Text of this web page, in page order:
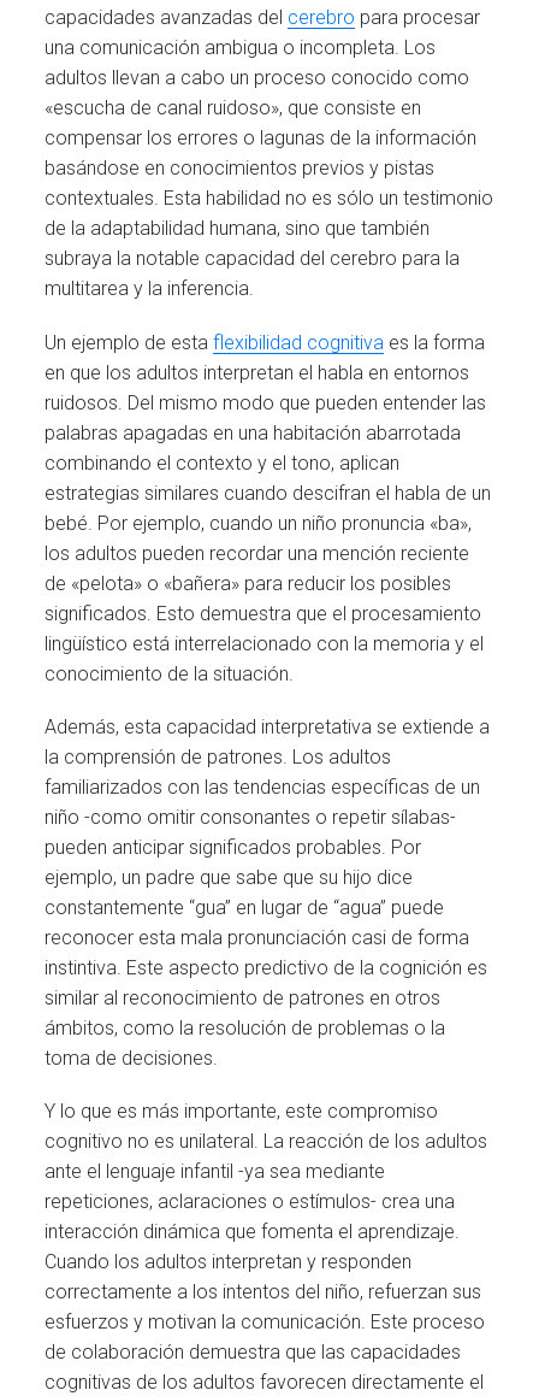
capacidades avanzadas del cerebro para procesar
una comunicación ambigua o incompleta. Los
adultos llevan a cabo un proceso conocido como
«escucha de canal ruidoso», que consiste en
compensar los errores o lagunas de la información
basándose en conocimientos previos y pistas
contextuales. Esta habilidad no es sólo un testimonio
de la adaptabilidad humana, sino que también
subraya la notable capacidad del cerebro para la
multitarea y la inferencia.
Un ejemplo de estаflexibilidad cognitiva es la forma
en que los adultos interpretan el habla en entornos
ruidosos. Del mismo modo que pueden entender las
palabras apagadas en una habitación abarrotada
combinando el contexto y el tono, aplican
estrategias similares cuando descifran el habla de un
bebé. Por ejemplo, cuando un niño pronuncia «ba»,
los adultos pueden recordar una mención reciente
de «pelota» o «bañera» para reducir los posibles
significados. Esto demuestra que el procesamiento
lingüístico está interrelacionado con la memoria y el
conocimiento de la situación.
Además, esta capacidad interpretativa se extiende a
la comprensión de patrones. Los adultos
familiarizados con las tendencias específicas de un
niño -como omitir consonantes o repetir sílabas-
pueden anticipar significados probables. Por
ejemplo, un padre que sabe que su hijo dice
constantemente “gua” en lugar de “agua” puede
reconocer esta mala pronunciación casi de forma
instintiva. Este aspecto predictivo de la cognición es
similar al reconocimiento de patrones en otros
ámbitos, como la resolución de problemas o la
toma de decisiones.
Y lo que es más importante, este compromiso
cognitivo no es unilateral. La reacción de los adultos
ante el lenguaje infantil -ya sea mediante
repeticiones, aclaraciones o estímulos- crea una
interacción dinámica que fomenta el aprendizaje.
Cuando los adultos interpretan y responden
correctamente a los intentos del niño, refuerzan sus
esfuerzos y motivan la comunicación. Este proceso
de colaboración demuestra que las capacidades
cognitivas de los adultos favorecen directamente el